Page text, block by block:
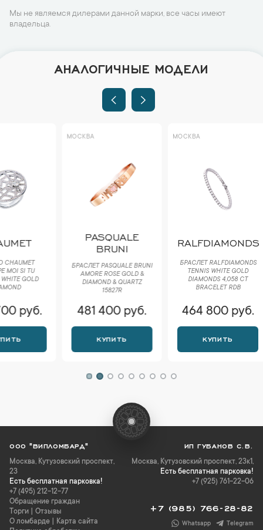
Мы не являемся дилерами данной марки, все часы имеют
владельца.
АНАЛОГИЧНЫЕ МОДЕЛИ
PASQUALE
БРАСЛЕТ PASQUALE BRUNI
AMORE ROSE GOLD &
DIAMOND & QUARTZ
481 400 руб.
RALFDIAMONDS
БРАСЛЕТ RALFDIAMONDS
TENNIS WHITE GOLD
DIAMONDS 4,058 CT
464 800 руб. 456
ООО "ВИПЛОМБАРД"
Москва, Кутузовский проспект,
23
Есть бесплатная парковка!
+7 (495) 212-12-77
Обращение граждан
Торги
Отзывы
О ломбарде
Карта сайта
ИП ГУБАНОВ С.В.
Москва, Кутузовский проспект, 23к1,
Есть бесплатная парковка!
+7 (925) 761-22-06
+7 (985) 766-28-82
Whatsapp Telegram